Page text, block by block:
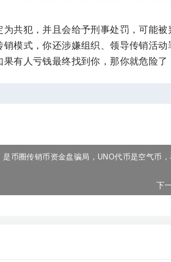
共犯，并且会给予刑事处罚，可能被
模式，你还涉嫌组织、领导传销活动
有人亏钱最终找到你，那你就危险了
是币圈传销币资金盘骗局，UNO代币是空气币
下